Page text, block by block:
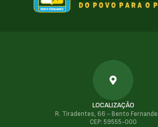
LOCALIZAÇÃO
R. Tiradentes, 66 - Bento
CEP: 59555-000